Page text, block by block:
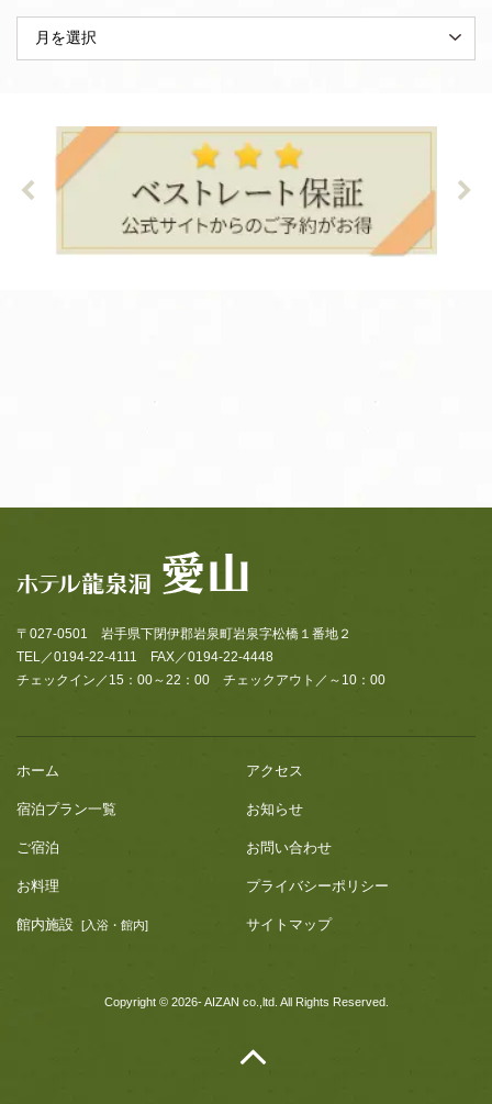
〒027-0501 岩手県下閉伊郡岩泉町岩泉字松橋１番地２
TEL／0194-22-4111 FAX／0194-22-4448
チェックイン／15：00～22：00 チェックアウト／～10：00
ホーム
宿泊プラン一覧
ご宿泊
お料理
館内施設 [入浴・館内]
アクセス
お知らせ
お問い合わせ
プライバシーポリシー
サイトマップ
Copyright © 2026- AIZAN co.,ltd. All Rights Reserved.